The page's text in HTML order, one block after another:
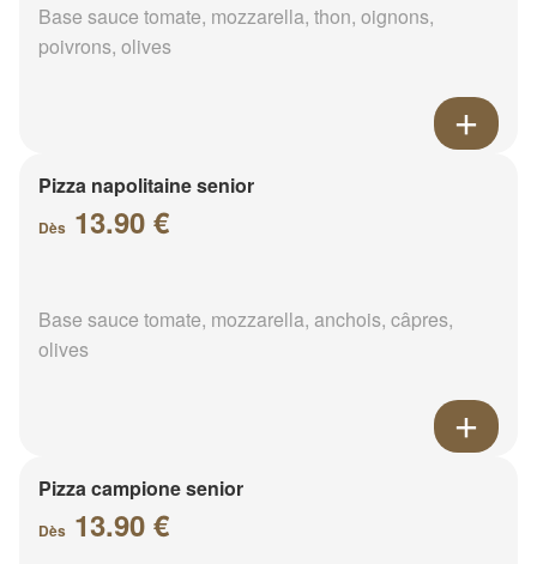
Base sauce tomate, mozzarella, thon, oignons,
poivrons, olives
Pizza napolitaine senior
Dès 13.90 €
Base sauce tomate, mozzarella, anchois, câpres,
olives
Pizza campione senior
Dès 13.90 €